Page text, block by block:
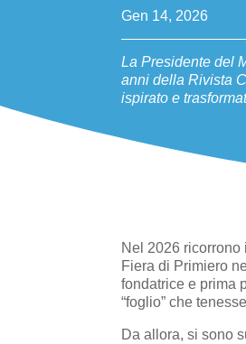
Gen 14, 2026
La Presidente del
anni della Rivista
ispirato e
Nel 2026
Fiera di Primiero
fondatrice e prima
“foglio” che
Da allora, si sono